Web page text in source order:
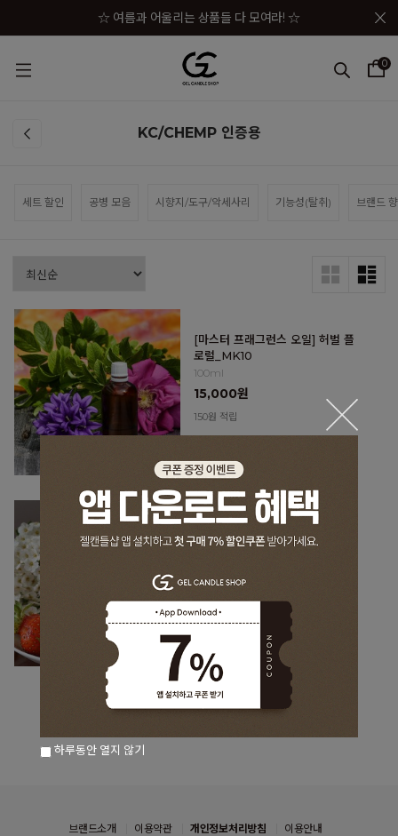
☆ 여름과 어울리는 상품들 다 모여라! ☆
☆★ 젤캔들샵 세일 상품이 한자리에! ☆★
☆★☆ 젤캔들샵 혜택 모음 바로가기 ☆★☆
☆★☆★ 구매금액별 사은품이 펑펑! ☆★☆★
0
KC/CHEMP 인증용
세트 할인 공병 모음 시향지/도구/악세사리 기능성(탈취) 브랜드
[마스터 프래그런스 오일] 허벌 플
로럴_MK10
100ml
15,000원
150원 적립
플로럴_MK4
15,000원
150원 적립
브랜드소개 이용약관 개인정보처리방침 이용안내
하루동안 열지 않기